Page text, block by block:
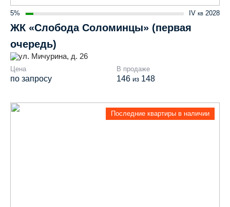
5% IV кв 2028
ЖК «Слобода Соломинцы» (первая
очередь)
ул. Мичурина, д. 26
Цена
по запросу
В продаже
146 из 148
Последние квартиры в наличии